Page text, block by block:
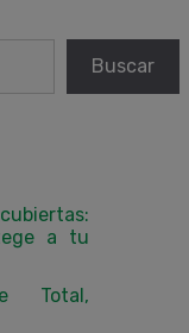
Buscar
a tu
Total,